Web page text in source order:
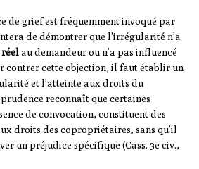
de grief est fréquemment invoqué par
de démontrer que l’irrégularité n’a
au demandeur ou n’a pas influencé
contrer cette objection, il faut établir un
et l’atteinte aux droits du
reconnaît que certaines
de convocation, constituent des
droits des copropriétaires, sans qu’il
un préjudice spécifique (Cass. 3e civ.,